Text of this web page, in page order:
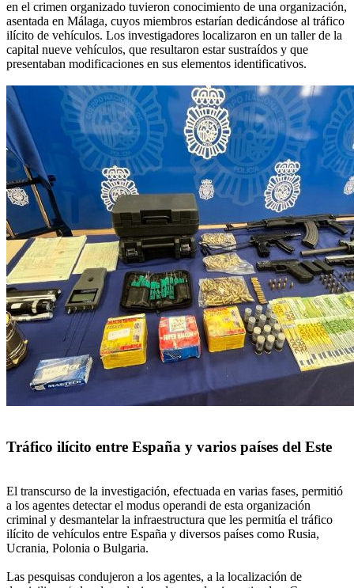
en el crimen organizado tuvieron conocimiento de una organización,
asentada en Málaga, cuyos miembros estarían dedicándose al tráfico
ilícito de vehículos. Los investigadores localizaron en un taller de la
capital nueve vehículos, que resultaron estar sustraídos y que
presentaban modificaciones en sus elementos identificativos.
Tráfico ilícito entre España y varios países del Este
El transcurso de la investigación, efectuada en varias fases, permitió
a los agentes detectar el modus operandi de esta organización
criminal y desmantelar la infraestructura que les permitía el tráfico
ilícito de vehículos entre España y diversos países como Rusia,
Ucrania, Polonia o Bulgaria.
Las pesquisas condujeron a los agentes, a la localización de